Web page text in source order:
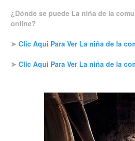
¿Dónde se puede La niña de la
online?
➤Clic Aqui Para Ver La niña de la
➤Clic Aqui Para Ver La niña de la